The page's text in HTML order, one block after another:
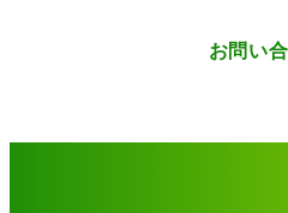
お問い